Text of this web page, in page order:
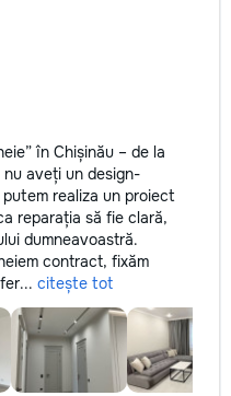
în Chișinău – de la
aveți un design-
realiza un proiect
reparația să fie clară,
dumneavoastră.
contract, fixăm
citește tot